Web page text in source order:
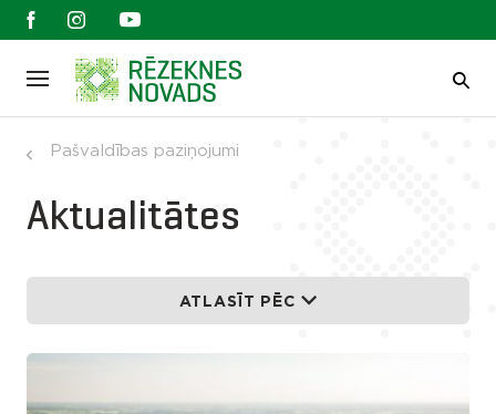
Pašvaldības paziņojumi
Aktualitātes
ATLASĪT PĒC